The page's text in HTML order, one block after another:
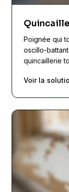
Poignée qui
oscillo-
quincaillerie
Voir la